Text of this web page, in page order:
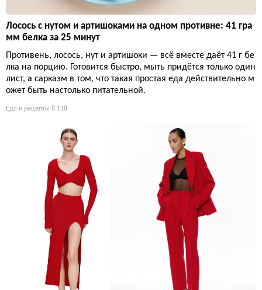
Лосось с нутом и артишоками на одном противне: 41 гра
мм белка за 25 минут
Противень, лосось, нут и артишоки — всё вместе даёт 41 г бе
лка на порцию. Готовится быстро, мыть придётся только один
лист, а сарказм в том, что такая простая еда действительно м
ожет быть настолько питательной.
Еда и рецепты 8 118